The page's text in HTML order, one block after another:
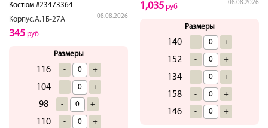
Костюм #23473364
Корпус.А.1Б-27А
08.08.2026
345 руб
Размеры
116 - +
104 - +
98 - +
110 - +
08.08.2026
1,035 руб
Размеры
140 - +
152 - +
134 - +
158 - +
146 - +